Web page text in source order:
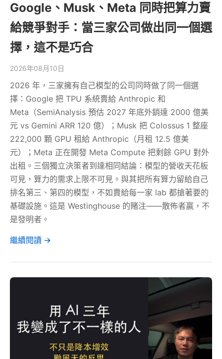
Google、Musk、Meta 同時把算力賣
給競爭對手：當三家公司做出同一個選
擇，這不是巧合
2026年08月10日
2026 年，三家擁有自己模型的公司同時做了同一個選
擇：Google 把 TPU 系統賣給 Anthropic 和
Meta（SemiAnalysis 預估 2027 年底外銷達 2000 億美
元 vs Gemini ARR 120 億）；Musk 把 Colossus 1 整座
222,000 顆 GPU 租給 Anthropic（月租 12.5 億美
元）；Meta 正在開發 Meta Compute 把剩餘 GPU 對外
出租。三個獨立決策者到達相同結論：模型的營收天花板
可見，算力的需求上限不可見。與其把所有算力留給自己
排名第三、第四的模型，不如賣給每一家 lab 都搶著要的
基礎設施。這是 Westinghouse 的賭注——散佈者贏，不
是發明者。
繼續閱讀 →